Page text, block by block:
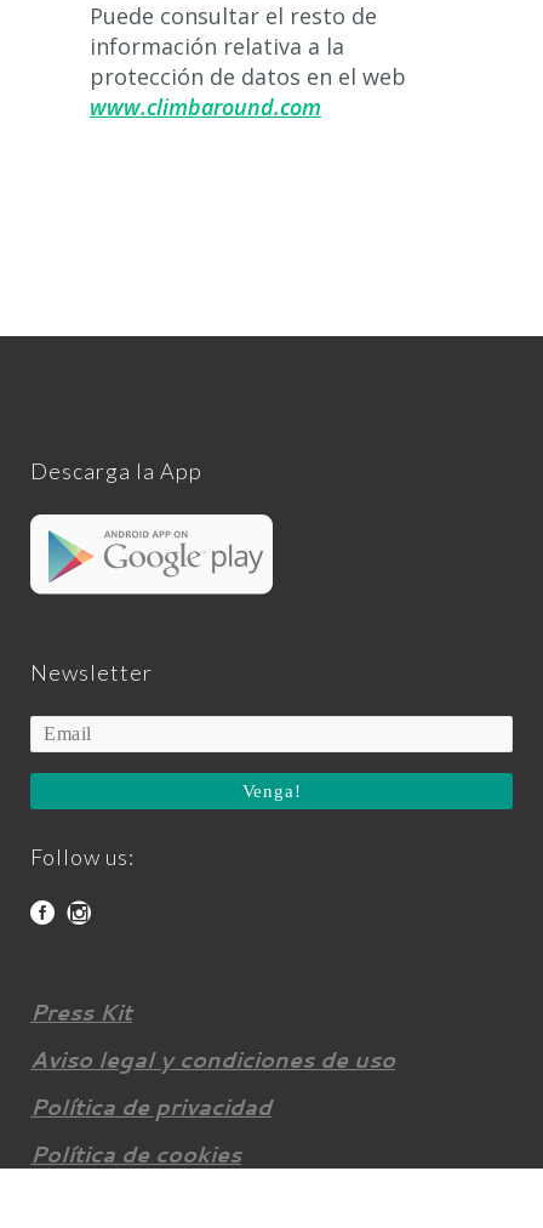
Puede consultar el resto de
información relativa a la
protección de datos en el web
www.climbaround.com
Descarga la App
Newsletter
Venga!
Follow us:
Press Kit
Aviso legal y condiciones de uso
Política de privacidad
Política de cookies